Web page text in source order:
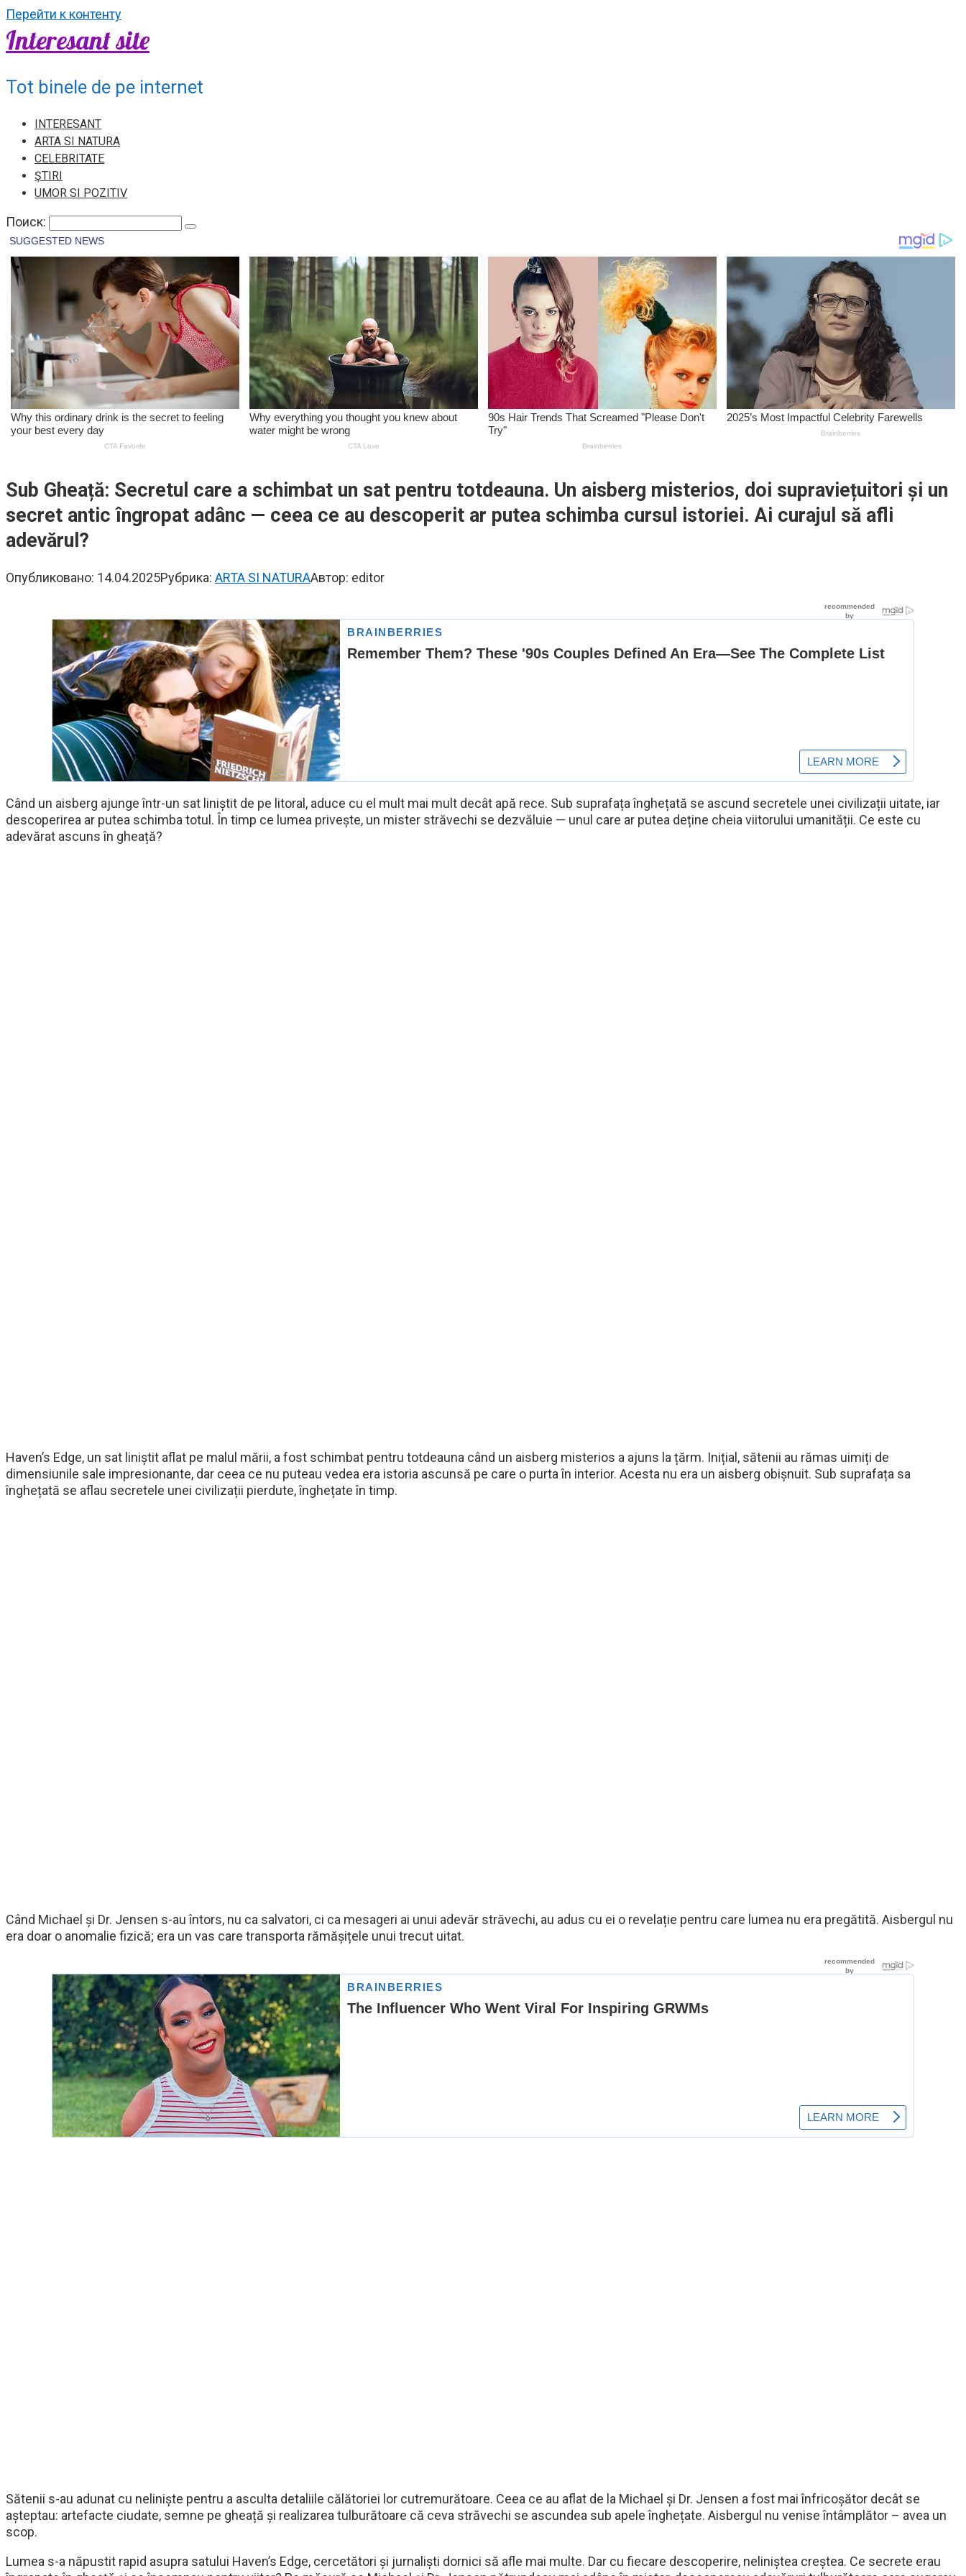
Перейти к контенту
Interesant site
Tot binele de pe internet
INTERESANT
ARTA SI NATURA
CELEBRITATE
ŞTIRI
UMOR SI POZITIV
Поиск:
Sub Gheață: Secretul care a schimbat un sat pentru totdeauna․ Un aisberg misterios, doi supraviețuitori și un
secret antic îngropat adânc — ceea ce au descoperit ar putea schimba cursul istoriei. Ai curajul să afli
adevărul?
Опубликовано: 14.04.2025Рубрика: ARTA SI NATURAАвтор: editor
Când un aisberg ajunge într-un sat liniștit de pe litoral, aduce cu el mult mai mult decât apă rece. Sub suprafața înghețată se ascund secretele unei civilizații uitate, iar
descoperirea ar putea schimba totul. În timp ce lumea privește, un mister străvechi se dezvăluie — unul care ar putea deține cheia viitorului umanității. Ce este cu
adevărat ascuns în gheață?
Haven’s Edge, un sat liniștit aflat pe malul mării, a fost schimbat pentru totdeauna când un aisberg misterios a ajuns la țărm. Inițial, sătenii au rămas uimiți de
dimensiunile sale impresionante, dar ceea ce nu puteau vedea era istoria ascunsă pe care o purta în interior. Acesta nu era un aisberg obișnuit. Sub suprafața sa
înghețată se aflau secretele unei civilizații pierdute, înghețate în timp.
Când Michael și Dr. Jensen s-au întors, nu ca salvatori, ci ca mesageri ai unui adevăr străvechi, au adus cu ei o revelație pentru care lumea nu era pregătită. Aisbergul nu
era doar o anomalie fizică; era un vas care transporta rămășițele unui trecut uitat.
Sătenii s-au adunat cu neliniște pentru a asculta detaliile călătoriei lor cutremurătoare. Ceea ce au aflat de la Michael și Dr. Jensen a fost mai înfricoșător decât se
așteptau: artefacte ciudate, semne pe gheață și realizarea tulburătoare că ceva străvechi se ascundea sub apele înghețate. Aisbergul nu venise întâmplător – avea un
scop.
Lumea s-a năpustit rapid asupra satului Haven’s Edge, cercetători și jurnaliști dornici să afle mai multe. Dar cu fiecare descoperire, neliniștea creștea. Ce secrete erau